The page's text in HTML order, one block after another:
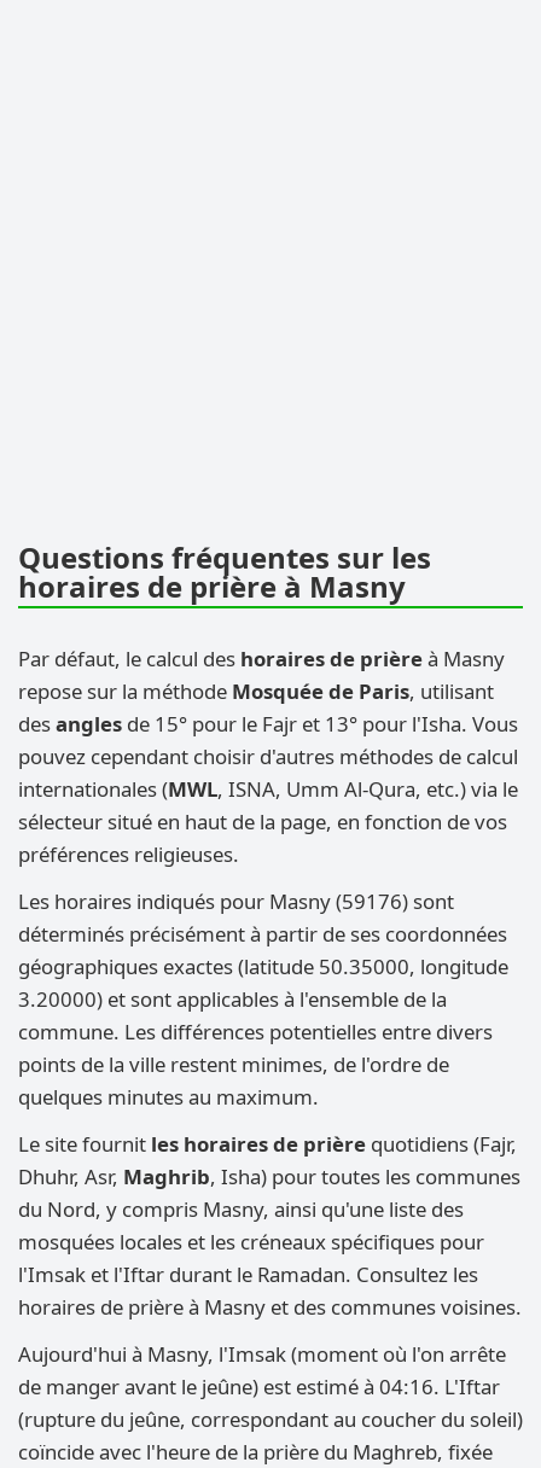
Questions fréquentes sur les
horaires de prière à Masny
Par défaut, le calcul des horaires de prièreà Masny
repose sur la méthode Mosquée de Paris, utilisant
desangles de 15° pour le Fajr et 13° pour l'Isha. Vous
pouvez cependant choisir d'autres méthodes de calcul
internationales (MWL, ISNA, Umm Al-Qura, etc.) via le
sélecteur situé en haut de la page, en fonction de vos
préférences religieuses.
Les horaires indiqués pour Masny (59176) sont
déterminés précisément à partir de ses coordonnées
géographiques exactes (latitude 50.35000, longitude
3.20000) et sont applicables à l'ensemble de la
commune. Les différences potentielles entre divers
points de la ville restent minimes, de l'ordre de
quelques minutes au maximum.
Le site fournit les horaires de prière quotidiens (Fajr,
Dhuhr, Asr, Maghrib, Isha) pour toutes les communes
du Nord, y compris Masny, ainsi qu'une liste des
mosquées locales et les créneaux spécifiques pour
l'Imsak et l'Iftar durant le Ramadan. Consultez les
horaires de prière à Masny et des communes voisines.
Aujourd'hui à Masny, l'Imsak (moment où l'on arrête
de manger avant le jeûne) est estimé à 04:16. L'Iftar
(rupture du jeûne, correspondant au coucher du soleil)
coïncide avec l'heure de la prière du Maghreb, fixée